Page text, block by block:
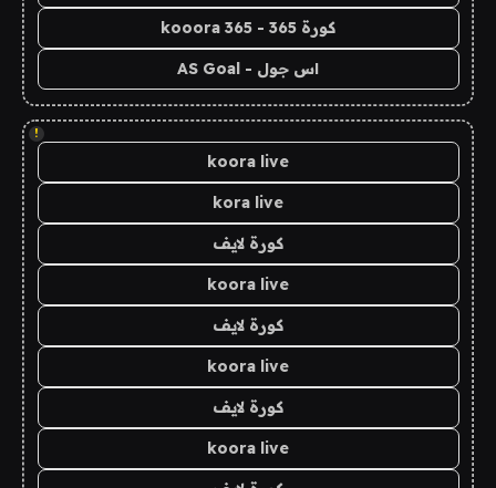
كورة 365 - kooora 365
اس جول - AS Goal
!
koora live
kora live
كورة لايف
koora live
كورة لايف
koora live
كورة لايف
koora live